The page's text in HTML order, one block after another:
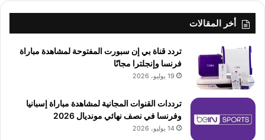
أخر المقالات
تردد قناة بي إن سبورت المفتوحة لمشاهدة مباراة
فرنسا وإنجلترا مجانًا
19 يوليو، 2026
ترددات القنوات المجانية لمشاهدة مباراة إسبانيا
وفرنسا في نصف نهائي مونديال 2026
14 يوليو، 2026